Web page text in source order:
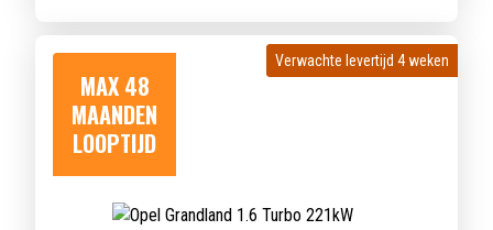
MAX 48
MAANDEN
LOOPTIJD
Verwachte levertijd 4 weken
Verwachte levertijd 4 weken